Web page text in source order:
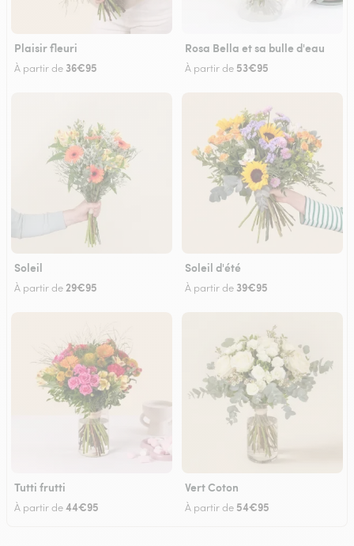
Plaisir fleuri
À partir de 36€95
Rosa Bella et sa bulle d'eau
À partir de 53€95
Soleil
À partir de 29€95
Soleil d'été
À partir de 39€95
Tutti frutti
À partir de44€95
Vert Coton
À partir de 54€95